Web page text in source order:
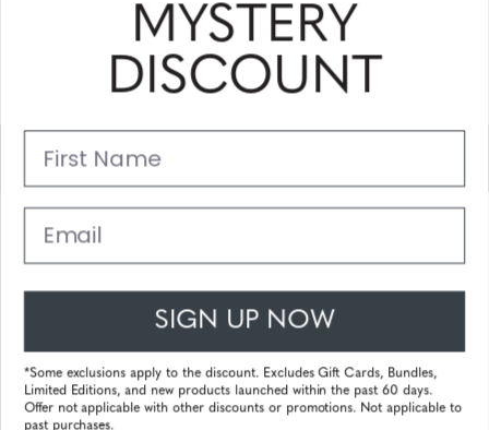
Bitte geben Sie Ihre E-Mail Adresse ein und abonnieren Sie!
Unterstützung
Powered byTecframe ERP
MYSTERY
DISCOUNT
First Name
Email
SIGN UP NOW
*Some exclusions apply to the discount. Excludes Gift Cards, Bundles,
Limited Editions, and new products launched within the past 60 days.
Offer not applicable with other discounts or promotions. Not applicable to
past purchases.